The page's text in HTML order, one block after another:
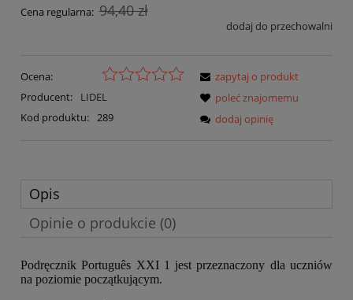
Cena regularna: 94,40 zł
dodaj do przechowalni
Ocena:
Producent:
LIDEL
Kod produktu: 289
zapytaj o produkt
poleć znajomemu
dodaj opinię
Opis
Opinie o produkcie (0)
Podręcznik Português XXI 1 jest przeznaczony dla uczniów
na poziomie początkującym.